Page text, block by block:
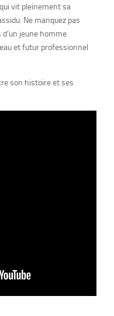
vit pleinement sa
Ne manquez pas
jeune homme
et futur professionnel
son histoire et ses